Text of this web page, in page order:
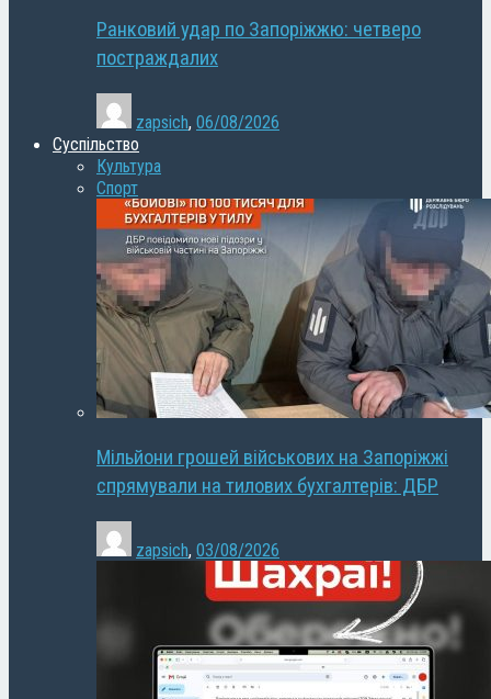
Ранковий удар по Запоріжжю: четверо
постраждалих
zapsich, 06/08/2026
Суспільство
Культура
Спорт
Мільйони грошей військових на Запоріжжі
спрямували на тилових бухгалтерів: ДБР
zapsich, 03/08/2026